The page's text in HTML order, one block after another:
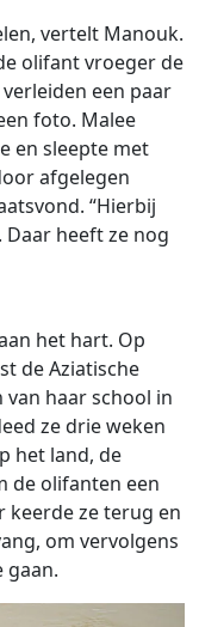
vertelt Manouk.
olifant vroeger de
een paar
foto. Malee
en sleepte met
afgelegen
“Hierbij
heeft ze nog
het hart. Op
de Aziatische
haar school in
ze drie weken
het land, de
de olifanten een
keerde ze terug en
om vervolgens
gaan.